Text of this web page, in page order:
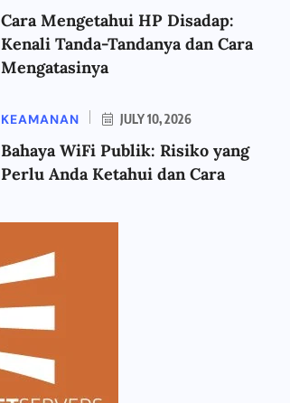
Cara Mengetahui HP Disadap:
Kenali Tanda-Tandanya dan Cara
Mengatasinya
KEAMANAN JULY 10, 2026
Bahaya WiFi Publik: Risiko yang
Perlu Anda Ketahui dan Cara